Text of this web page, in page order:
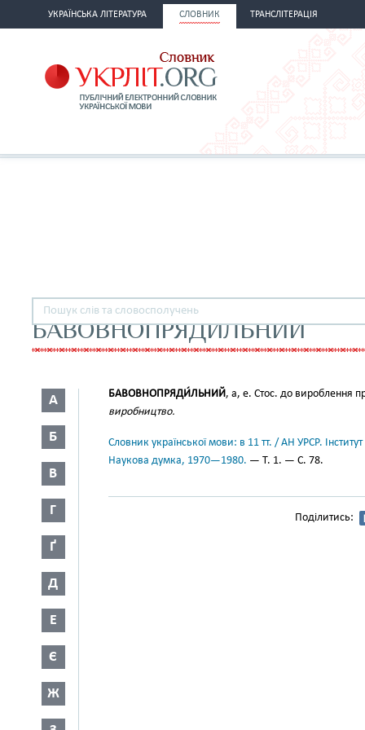
УКРАЇНСЬКА ЛІТЕРАТУРА СЛОВНИК ТРАНСЛІТЕРАЦІЯ
БАВОВНОПРЯДИЛЬНИЙ
А
Б
В
Г
Ґ
Д
Е
Є
Ж
БАВОВНОПРЯДИ́ЛЬНИЙ, а, е. Стос. до вироблення
виробництво.
Словник української мови: в 11 тт. / АН УРСР.
Наукова думка, 1970—1980. — Т. 1. — С. 78.
Поділитись: